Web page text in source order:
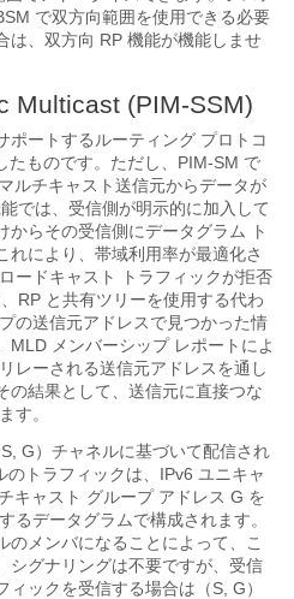
で双方向範囲を使用できる必要
は、双方向 RP 機能が機能しませ
Multicast (PIM-SSM)
ポートするルーティング プロトコ
たものです。ただし、PIM-SM で
ルチキャスト送信元からデータが
では、受信側が明示的に加入して
からその受信側にデータグラム ト
れにより、帯域利用率が最適化さ
ードキャスト トラフィックが拒否
RP と共有ツリーを使用する代わ
の送信元アドレスで見つかった情
MLD メンバーシップ レポートによ
レーされる送信元アドレスを通し
の結果として、送信元に直接つな
す。
G）チャネルに基づいて配信され
のトラフィックは、IPv6 ユニキャ
キャスト グループ アドレス G を
るデータグラムで構成されます。
のメンバになることによって、こ
シグナリングは不要ですが、受信
ックを受信する場合は（S, G）